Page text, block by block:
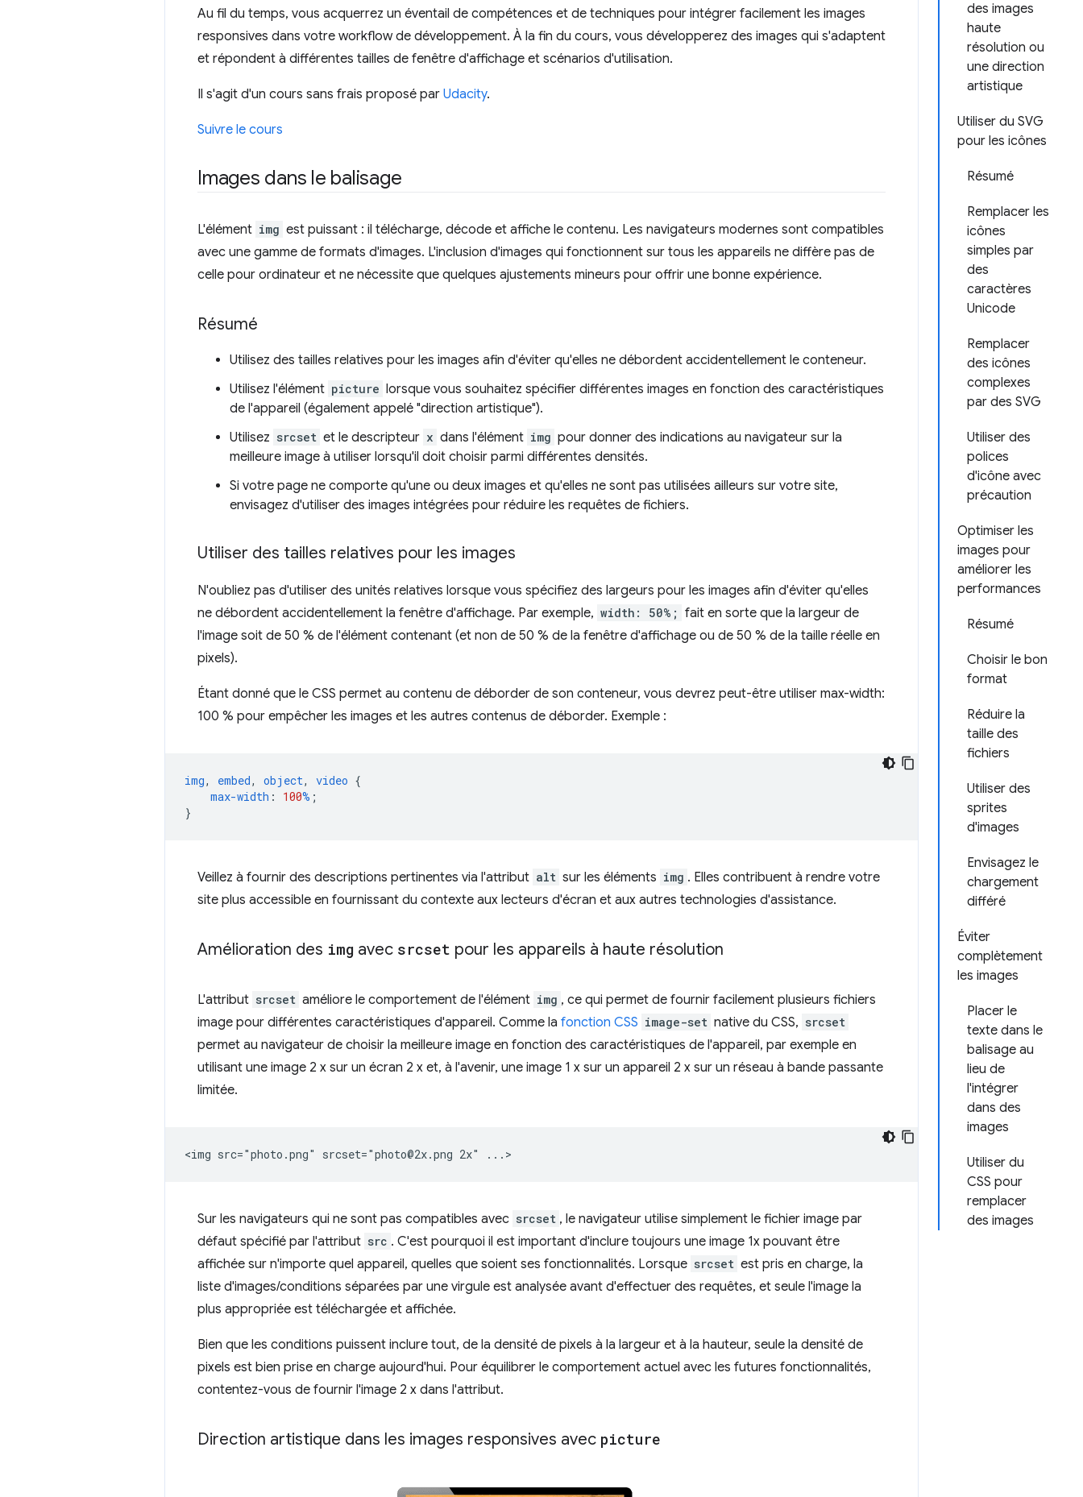
des images
haute
résolution ou
une direction
artistique
Utiliser du SVG
pour les icônes
Résumé
Remplacer les
icônes
simples par
des
caractères
Unicode
Remplacer
des icônes
complexes
par des SVG
Utiliser des
polices
d'icône avec
précaution
Optimiser les
images pour
améliorer les
performances
Résumé
Choisir le bon
format
Réduire la
taille des
fichiers
Utiliser des
sprites
d'images
Envisagez le
chargement
différé
Éviter
complètement
les images
Placer le
texte dans le
balisage au
lieu de
l'intégrer
dans des
images
Utiliser du
CSS pour
remplacer
des images
Au fil du temps, vous acquerrez un éventail de compétences et de techniques pour intégrer facilement les images
responsives dans votre workflow de développement. À la fin du cours, vous développerez des images qui s'adaptent
et répondent à différentes tailles de fenêtre d'affichage et scénarios d'utilisation.
Il s'agit d'un cours sans frais proposé par Udacity.
Suivre le cours
Images dans le balisage
L'élément img est puissant : il télécharge, décode et affiche le contenu. Les navigateurs modernes sont compatibles
avec une gamme de formats d'images. L'inclusion d'images qui fonctionnent sur tous les appareils ne diffère pas de
celle pour ordinateur et ne nécessite que quelques ajustements mineurs pour offrir une bonne expérience.
Résumé
Utilisez des tailles relatives pour les images afin d'éviter qu'elles ne débordent accidentellement le conteneur.
Utilisez l'élément picture lorsque vous souhaitez spécifier différentes images en fonction des caractéristiques
de l'appareil (également appelé "direction artistique").
Utilisez srcset et le descripteur x dans l'élément img pour donner des indications au navigateur sur la
meilleure image à utiliser lorsqu'il doit choisir parmi différentes densités.
Si votre page ne comporte qu'une ou deux images et qu'elles ne sont pas utilisées ailleurs sur votre site,
envisagez d'utiliser des images intégrées pour réduire les requêtes de fichiers.
Utiliser des tailles relatives pour les images
N'oubliez pas d'utiliser des unités relatives lorsque vous spécifiez des largeurs pour les images afin d'éviter qu'elles
ne débordent accidentellement la fenêtre d'affichage. Par exemple, width: 50%; fait en sorte que la largeur de
l'image soit de 50 % de l'élément contenant (et non de 50 % de la fenêtre d'affichage ou de 50 % de la taille réelle en
pixels).
Étant donné que le CSS permet au contenu de déborder de son conteneur, vous devrez peut-être utiliser max-width:
100 % pour empêcher les images et les autres contenus de déborder. Exemple :
img, embed, object, video {
max-width : 100% ;
}
Veillez à fournir des descriptions pertinentes via l'attribut alt sur les éléments img . Elles contribuent à rendre votre
site plus accessible en fournissant du contexte aux lecteurs d'écran et aux autres technologies d'assistance.
Amélioration des img avec srcset pour les appareils à haute résolution
L'attribut srcset améliore le comportement de l'élément img , ce qui permet de fournir facilement plusieurs fichiers
image pour différentes caractéristiques d'appareil. Comme la fonction CSS image-set native du CSS, srcset
permet au navigateur de choisir la meilleure image en fonction des caractéristiques de l'appareil, par exemple en
utilisant une image 2 x sur un écran 2 x et, à l'avenir, une image 1 x sur un appareil 2 x sur un réseau à bande passante
limitée.
Sur les navigateurs qui ne sont pas compatibles avec srcset , le navigateur utilise simplement le fichier image par
défaut spécifié par l'attribut src . C'est pourquoi il est important d'inclure toujours une image 1x pouvant être
affichée sur n'importe quel appareil, quelles que soient ses fonctionnalités. Lorsque srcset est pris en charge, la
liste d'images/conditions séparées par une virgule est analysée avant d'effectuer des requêtes, et seule l'image la
plus appropriée est téléchargée et affichée.
Bien que les conditions puissent inclure tout, de la densité de pixels à la largeur et à la hauteur, seule la densité de
pixels est bien prise en charge aujourd'hui. Pour équilibrer le comportement actuel avec les futures fonctionnalités,
contentez-vous de fournir l'image 2 x dans l'attribut.
Direction artistique dans les images responsives avec picture